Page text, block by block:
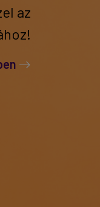
az